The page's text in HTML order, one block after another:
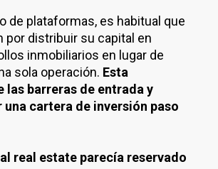
de plataformas, es habitual que
por distribuir su capital en
inmobiliarios en lugar de
sola operación. Esta
las barreras de entrada y
cartera de inversión paso
real estate parecía reservado